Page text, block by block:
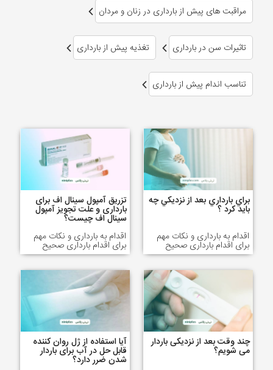
مراقبت های پیش از بارداری در زنان و مردان
تاثیرات سن در بارداری تغذیه پیش از بارداری
تناسب اندام پیش از بارداری
براي بارداري بعد از نزديكي چه
بايد كرد ؟
اقدام به بارداری و نکات مهم
برای اقدام بارداری صحیح
تزریق آمپول سینال اف برای
بارداری و علت تجویز آمپول
سینال اف چیست؟
اقدام به بارداری و نکات مهم
برای اقدام بارداری صحیح
چند وقت بعد از نزدیکی باردار
می شویم؟
آیا استفاده از ژل روان کننده
قابل حل در آب برای باردار
شدن ضرر دارد؟